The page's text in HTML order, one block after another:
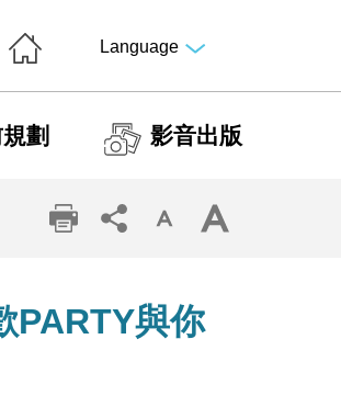
Language
劃 影音出版
PARTY與你